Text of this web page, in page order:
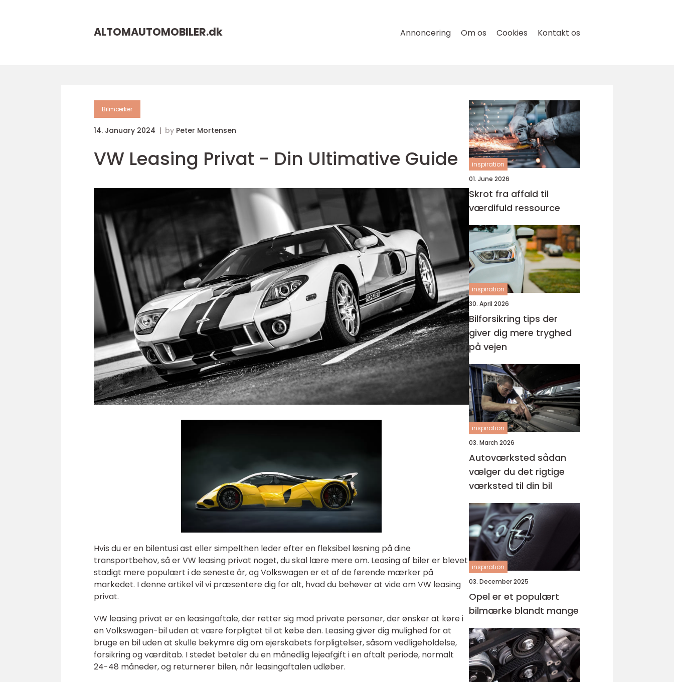
ALTOMAUTOMOBILER.dk Annoncering Om os Cookies Kontakt os
Bilmærker
14. January 2024 by Peter Mortensen
VW Leasing Privat - Din Ultimative Guide
Hvis du er en bilentusi ast eller simpelthen leder efter en fleksibel løsning på dine
transportbehov, så er VW leasing privat noget, du skal lære mere om. Leasing af biler er blevet
stadigt mere populært i de seneste år, og Volkswagen er et af de førende mærker på
markedet. I denne artikel vil vi præsentere dig for alt, hvad du behøver at vide om VW leasing
privat.
VW leasing privat er en leasingaftale, der retter sig mod private personer, der ønsker at køre i
en Volkswagen-bil uden at være forpligtet til at købe den. Leasing giver dig mulighed for at
bruge en bil uden at skulle bekymre dig om ejerskabets forpligtelser, såsom vedligeholdelse,
forsikring og værditab. I stedet betaler du en månedlig lejeafgift i en aftalt periode, normalt
24-48 måneder, og returnerer bilen, når leasingaftalen udløber.
inspiration
01. June 2026
Skrot fra affald til
værdifuld ressource
inspiration
30. April 2026
Bilforsikring tips der
giver dig mere tryghed
på vejen
inspiration
03. March 2026
Autoværksted sådan
vælger du det rigtige
værksted til din bil
inspiration
03. December 2025
Opel er et populært
bilmærke blandt mange